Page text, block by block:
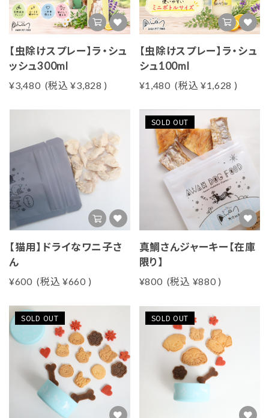
【虫除けスプレー】ラ・シュ
ッシュ300ml
¥3,480 (税込 ¥3,828 )
【虫除けスプレー】ラ・シュ
シュ100ml
¥1,480 (税込 ¥1,628 )
【猫用】ドライなワニ子さ
ん
¥600 (税込 ¥660 )
SOLD OUT
真鯛さんジャーキー【在庫
限り】
¥800 (税込 ¥880 )
SOLD OUT SOLD OUT